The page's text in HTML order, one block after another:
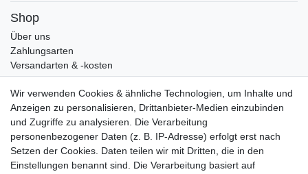
Shop
Über uns
Zahlungsarten
Versandarten & -kosten
Widerrufsrecht
Warenkorb
Zur Kasse
Mein Konto
Kundenkonto eröffnen
Im Kundenkonto anmelden
Wir verwenden Cookies & ähnliche Technologien, um Inhalte und
Anzeigen zu personalisieren, Drittanbieter-Medien einzubinden
und Zugriffe zu analysieren. Die Verarbeitung
personenbezogener Daten (z. B. IP-Adresse) erfolgt erst nach
Setzen der Cookies. Daten teilen wir mit Dritten, die in den
Einstellungen benannt sind. Die Verarbeitung basiert auf